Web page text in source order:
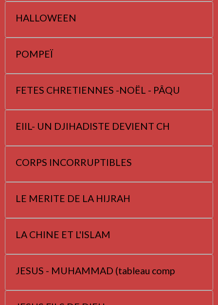
HALLOWEEN
POMPEÏ
FETES CHRETIENNES -NOËL - PÂQU
EIIL- UN DJIHADISTE DEVIENT CH
CORPS INCORRUPTIBLES
LE MERITE DE LA HIJRAH
LA CHINE ET L'ISLAM
JESUS - MUHAMMAD (tableau comp